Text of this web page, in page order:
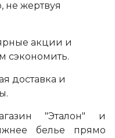
не жертвуя
акции и
сэкономить.
доставка и
"Эталон" и
белье прямо